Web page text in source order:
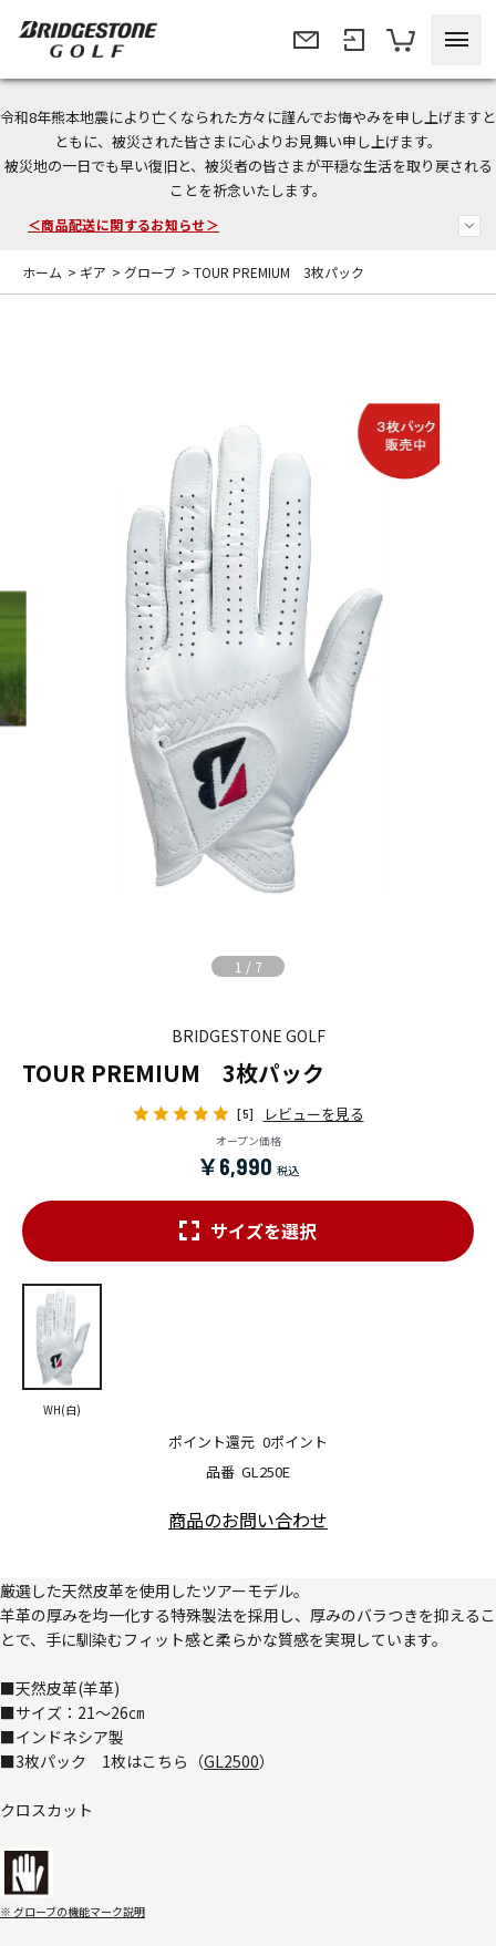
令和8年熊本地震により亡くなられた方々に謹んでお悔やみを申し上げますと
ともに、被災された皆さまに心よりお見舞い申し上げます。
被災地の一日でも早い復旧と、被災者の皆さまが平穏な生活を取り戻される
ことを祈念いたします。
今なら新規会員登録で1,000円OFFクーポンプレゼント！
＜商品配送に関するお知らせ＞
＜夏季休暇中のご注文・発送・お問い合わせ＞
ホーム > ギア > グローブ > TOUR PREMIUM 3枚パック
1 / 7
BRIDGESTONE GOLF
TOUR PREMIUM 3枚パック
[5] レビューを見る
オープン価格
￥6,990
品番 GL250E
ポイント還元 0ポイント
サイズを選択
WH(白)
商品のお問い合わせ
厳選した天然皮革を使用したツアーモデル。
羊革の厚みを均一化する特殊製法を採用し、厚みのバラつきを抑えるこ
とで、手に馴染むフィット感と柔らかな質感を実現しています。
■天然皮革(羊革)
■サイズ：21～26㎝
■インドネシア製
■3枚パック 1枚はこちら（GL2500）
クロスカット
※ グローブの機能マーク説明